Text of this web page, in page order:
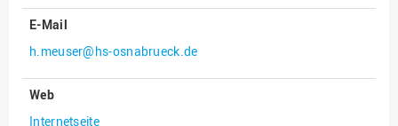
Engagement
Gleichstellungsbüro
Hochschulleitung
E-Mail
h.meuser@hs-osnabrueck.de
Web
Internetseite